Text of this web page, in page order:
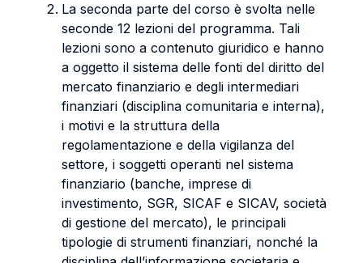
La seconda parte del corso è svolta nelle
seconde 12 lezioni del programma. Tali
lezioni sono a contenuto giuridico e hanno
a oggetto il sistema delle fonti del diritto del
mercato finanziario e degli intermediari
finanziari (disciplina comunitaria e interna),
i motivi e la struttura della
regolamentazione e della vigilanza del
settore, i soggetti operanti nel sistema
finanziario (banche, imprese di
investimento, SGR, SICAF e SICAV, società
di gestione del mercato), le principali
tipologie di strumenti finanziari, nonché la